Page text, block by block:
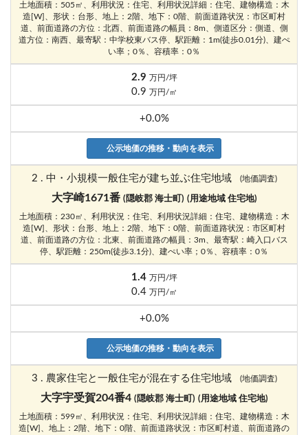
土地面積：505㎡、利用状況：住宅、利用状況詳細：住宅、建物構造：木
造[W]、形状：台形、地上：2階、地下：0階、前面道路状況：市区町村
道、前面道路の方位：北西、前面道路の幅員：8m、側道区分：側道、側
道方位：南西、最寄駅：中学校東バス停、駅距離：1m(徒歩0.01分)、建ぺ
い率；0％、容積率：0％
2.9 万円/坪
0.9 万円/㎡
+0.0%
公示地価の推移・動向を表示
2 . 中・小規模一般住宅が建ち並ぶ住宅地域 (地価調査)
大字崎1671番 (隠岐郡 海士町) (用途地域 住宅地)
土地面積：230㎡、利用状況：住宅、利用状況詳細：住宅、建物構造：木
造[W]、形状：台形、地上：2階、地下：0階、前面道路状況：市区町村
道、前面道路の方位：北東、前面道路の幅員：3m、最寄駅：崎入口バス
停、駅距離：250m(徒歩3.1分)、建ぺい率；0％、容積率：0％
1.4 万円/坪
0.4 万円/㎡
+0.0%
公示地価の推移・動向を表示
3 . 農家住宅と一般住宅が混在する住宅地域 (地価調査)
大字宇受賀204番4 (隠岐郡 海士町) (用途地域 住宅地)
土地面積：599㎡、利用状況：住宅、利用状況詳細：住宅、建物構造：木
造[W]、地上：2階、地下：0階、前面道路状況：市区町村道、前面道路の